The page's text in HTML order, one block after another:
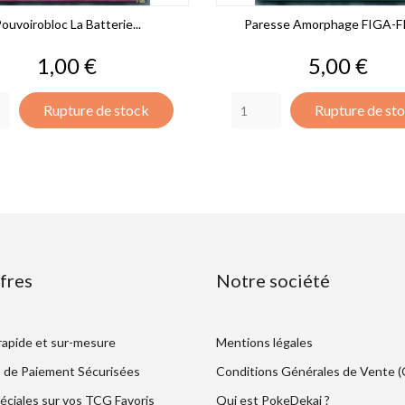
La Batterie...
Prix
1,00 €
Rupture de stock
Paresse Amorphage FIGA-
Prix
5,00 €
Rupture de
et sur-mesure
Paiement Sécurisées
sur vos TCG Favoris
Notre société
Mentions légales
Conditions Générales de Vente
Qui est PokeDekai ?